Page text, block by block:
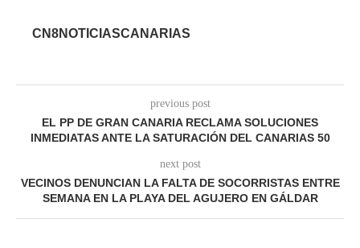
CN8NOTICIASCANARIAS
previous post
EL PP DE GRAN CANARIA RECLAMA SOLUCIONES
INMEDIATAS ANTE LA SATURACIÓN DEL CANARIAS 50
next post
VECINOS DENUNCIAN LA FALTA DE SOCORRISTAS ENTRE
SEMANA EN LA PLAYA DEL AGUJERO EN GÁLDAR